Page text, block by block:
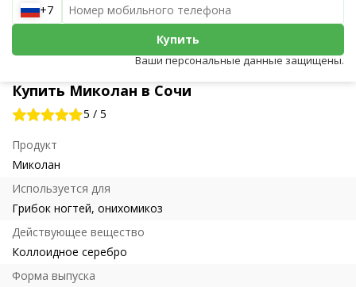
Купить Миколан в Сочи
5 / 5
Продукт
Миколан
Используется для
Грибок ногтей, онихомикоз
Действующее вещество
Коллоидное серебро
Форма выпуска
+7
Купить
Ваши персональные данные защищены.